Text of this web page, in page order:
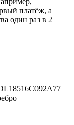
платёж, а
один раз в 2